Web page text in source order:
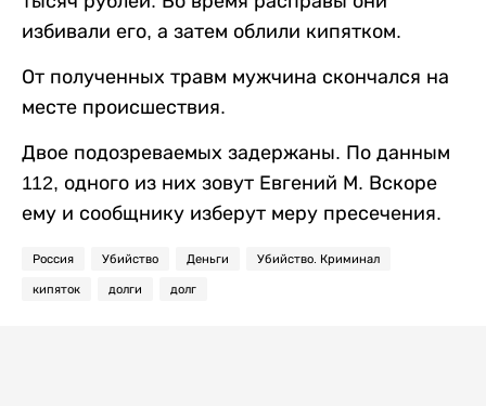
избивали его, а затем облили кипятком.
От полученных травм мужчина скончался на
месте происшествия.
Двое подозреваемых задержаны. По данным
112, одного из них зовут Евгений М. Вскоре
ему и сообщнику изберут меру пресечения.
Россия Убийство Деньги Убийство. Криминал
кипяток долги долг